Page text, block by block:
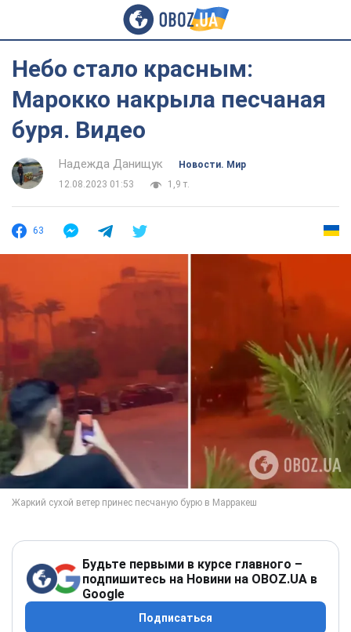
Небо стало красным:
Марокко накрыла песчаная
буря. Видео
Надежда Данищук
Новости. Мир
12.08.2023 01:53
1,9 т.
63
Будьте первыми в курсе главного –
подпишитесь на Новини на OBOZ.UA в
Google
Подписаться